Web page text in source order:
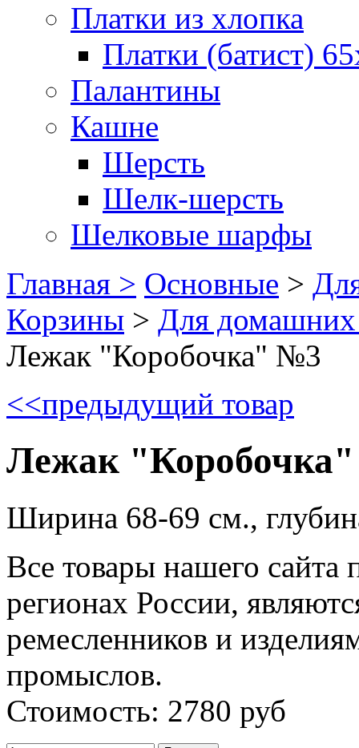
Платки из хлопка
Платки (батист)
Палантины
Кашне
Шерсть
Шелк-шерсть
Шелковые шарфы
Главная > Основные >
Корзины > Для
Лежак "Коробочка" №3
<<предыдущий товар
Лежак
Ширина 68-69 см.,
Все товары нашего сайта
регионах России,
ремесленников и
промыслов.
Стоимость: 2780 руб